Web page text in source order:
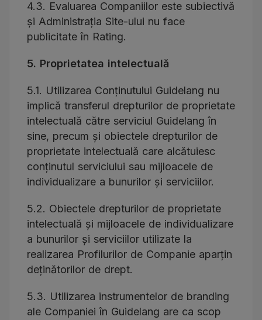
4.3. Evaluarea Companiilor este subiectivă
și Administrația Site-ului nu face
publicitate în Rating.
5. Proprietatea intelectuală
5.1. Utilizarea Conținutului Guidelang nu
implică transferul drepturilor de proprietate
intelectuală către serviciul Guidelang în
sine, precum și obiectele drepturilor de
proprietate intelectuală care alcătuiesc
conținutul serviciului sau mijloacele de
individualizare a bunurilor și serviciilor.
5.2. Obiectele drepturilor de proprietate
intelectuală și mijloacele de individualizare
a bunurilor și serviciilor utilizate la
realizarea Profilurilor de Companie aparțin
deținătorilor de drept.
5.3. Utilizarea instrumentelor de branding
ale Companiei în Guidelang are ca scop